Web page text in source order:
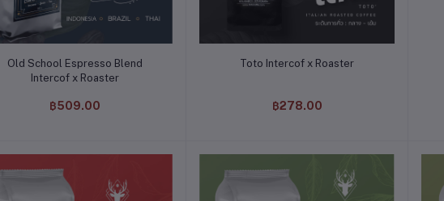
หยิบใส่ตะกร้า
Old School Espresso Blend
Intercof x Roaster
฿509.00
หยิบใส่ตะกร้า
Toto Intercof x Roaster
฿278.00